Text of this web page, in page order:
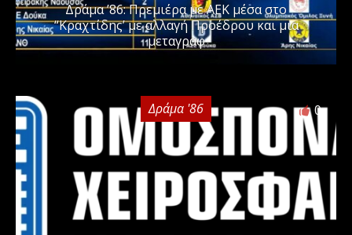
Δράμα ’86: Πρεμιέρα με ΑΕΚ μέσα στο
“Κραχτίδης’ με αλλαγή Προέδρου και μια
μεταγραφ
Δράμα '86 0